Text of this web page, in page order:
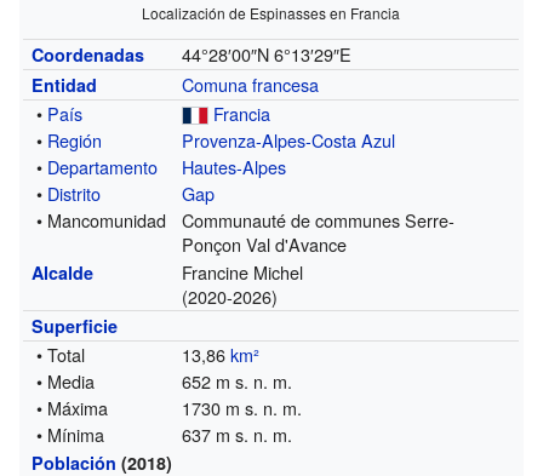
Localización de Espinasses en Francia
Coordenadas 44°28′00″N 6°13′29″E
Entidad
Comuna francesa
• País
Francia
• Región
Provenza-Alpes-Costa Azul
• Departamento
Hautes-Alpes
• Distrito
Gap
• Mancomunidad
Communauté de communes Serre-
Ponçon Val d'Avance
Alcalde
Francine Michel
(2020-2026)
Superficie
• Total 13,86km²
• Media
652 m s. n. m.
• Máxima
1730 m s. n. m.
• Mínima
637 m s. n. m.
Población (2018)